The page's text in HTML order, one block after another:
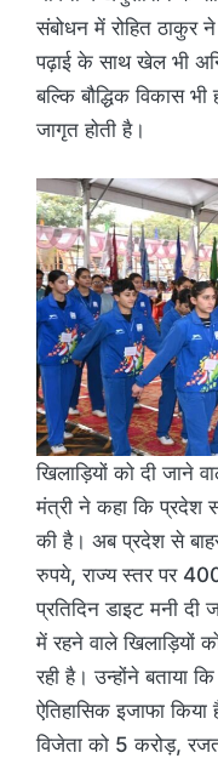
संबोधन में रोहित ठाकुर
पढ़ाई के साथ खेल भी
बल्कि बौद्धिक विकास भी
जागृत होती है।
खिलाड़ियों को दी जाने
मंत्री ने कहा कि प्रदेश
की है। अब प्रदेश से
रुपये, राज्य स्तर पर
प्रतिदिन डाइट मनी दी
में रहने वाले खिलाड़ियों
रही है। उन्होंने बताया
ऐतिहासिक इजाफा
विजेता को 5 करोड़,